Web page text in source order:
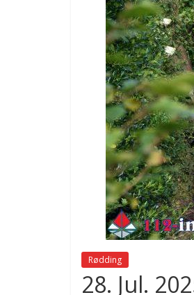
Rødding
28. Jul.